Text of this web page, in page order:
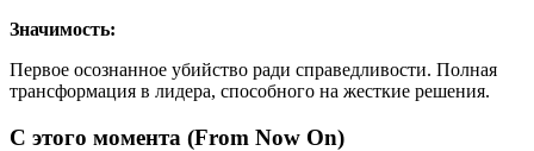
Значимость:
Первое осознанное убийство ради справедливости. Полная
трансформация в лидера, способного на жесткие решения.
С этого момента (From Now On)